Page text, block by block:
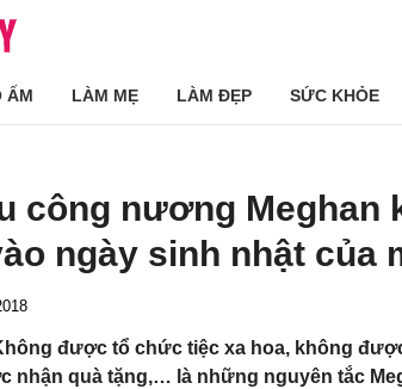
ẤM LÀM MẸ LÀM ĐẸP SỨC KHỎE
công nương Meghan
ngày sinh nhật của
được tổ chức tiệc xa hoa, không
nhận quà tặng,… là những nguyên tắc